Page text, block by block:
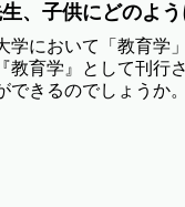
、子供にどのよ
学において「教育学
教育学』として刊行
できるのでしょうか